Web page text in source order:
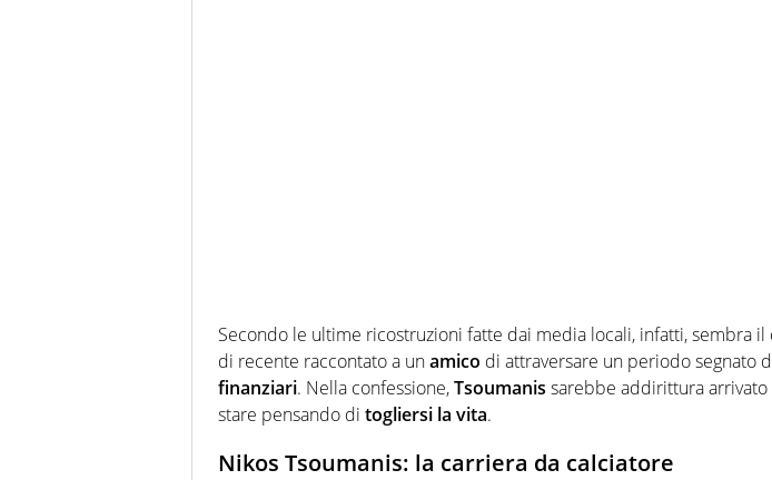
Secondo le ultime ricostruzioni fatte dai media locali, infatti, sembra
di recente raccontato a unamico di attraversare un periodo segnato
finanziari. Nella confessione,Tsoumanis sarebbe addirittura arrivato
stare pensando di togliersi la vita.
Nikos Tsoumanis: la carriera da calciatore